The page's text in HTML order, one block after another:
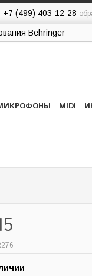
+7 (499) 403-12-28
Behringer
MIDI